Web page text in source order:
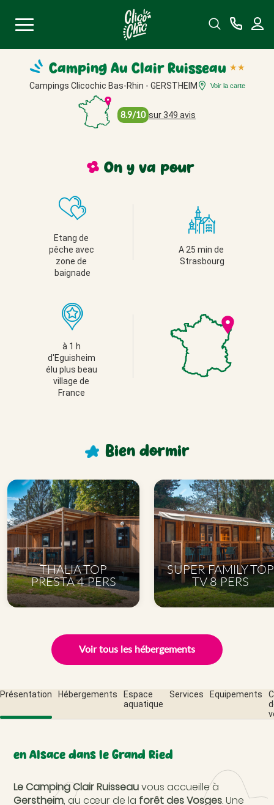
Camping Au Clair Ruisseau ★★
Campings Clicochic Bas-Rhin - GERSTHEIM
Voir la carte
8.9/10 sur 349 avis
On y va pour
Etang de
pêche avec
zone de
baignade
A 25 min de
Strasbourg
à 1 h
d'Eguisheim
élu plus beau
village de
France
Bien dormir
THALIA TOP
PRESTA 4 PERS
SUPER FAMILY TOP
TV 8 PERS
Voir tous les hébergements
Présentation Hébergements
Espace
aquatique
Services Equipements
en Alsace dans le Grand Ried
Le Camping Clair Ruisseauvous accueille à
Gerstheim, au cœur de la forêt des Vosges. Une